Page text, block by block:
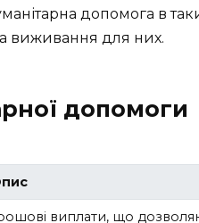
допомога в
виживання для них.
допомоги
виплати, що